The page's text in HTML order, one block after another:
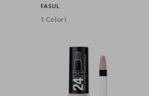
FASUL
1 Colori